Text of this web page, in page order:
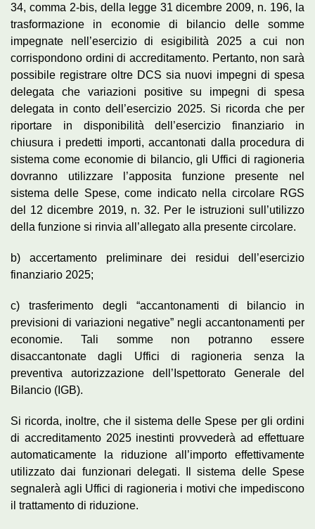
34, comma 2-bis, della legge 31 dicembre 2009, n. 196, la
trasformazione in economie di bilancio delle somme
impegnate nell’esercizio di esigibilità 2025 a cui non
corrispondono ordini di accreditamento. Pertanto, non sarà
possibile registrare oltre DCS sia nuovi impegni di spesa
delegata che variazioni positive su impegni di spesa
delegata in conto dell’esercizio 2025. Si ricorda che per
riportare in disponibilità dell’esercizio finanziario in
chiusura i predetti importi, accantonati dalla procedura di
sistema come economie di bilancio, gli Uffici di ragioneria
dovranno utilizzare l’apposita funzione presente nel
sistema delle Spese, come indicato nella circolare RGS
del 12 dicembre 2019, n. 32. Per le istruzioni sull’utilizzo
della funzione si rinvia all’allegato alla presente circolare.
b) accertamento preliminare dei residui dell’esercizio
finanziario 2025;
c) trasferimento degli “accantonamenti di bilancio in
previsioni di variazioni negative” negli accantonamenti per
economie. Tali somme non potranno essere
disaccantonate dagli Uffici di ragioneria senza la
preventiva autorizzazione dell’Ispettorato Generale del
Bilancio (IGB).
Si ricorda, inoltre, che il sistema delle Spese per gli ordini
di accreditamento 2025 inestinti provvederà ad effettuare
automaticamente la riduzione all’importo effettivamente
utilizzato dai funzionari delegati. Il sistema delle Spese
segnalerà agli Uffici di ragioneria i motivi che impediscono
il trattamento di riduzione.